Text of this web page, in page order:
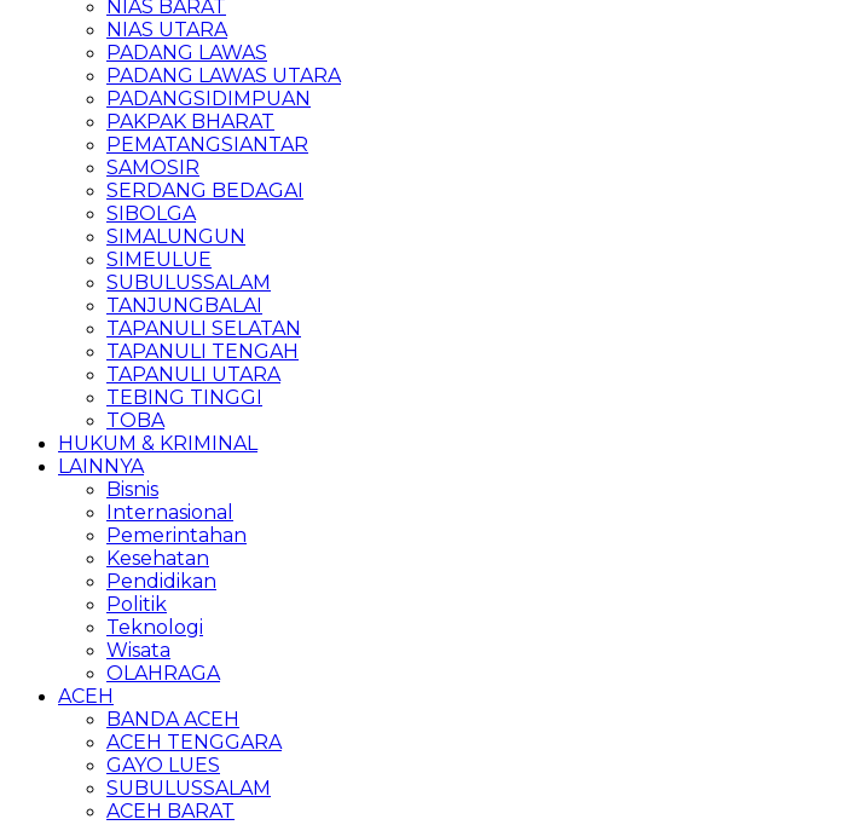
NIAS BARAT
NIAS UTARA
PADANG LAWAS
PADANG LAWAS UTARA
PADANGSIDIMPUAN
PAKPAK BHARAT
PEMATANGSIANTAR
SAMOSIR
SERDANG BEDAGAI
SIBOLGA
SIMALUNGUN
SIMEULUE
SUBULUSSALAM
TANJUNGBALAI
TAPANULI SELATAN
TAPANULI TENGAH
TAPANULI UTARA
TEBING TINGGI
TOBA
HUKUM & KRIMINAL
LAINNYA
Bisnis
Internasional
Pemerintahan
Kesehatan
Pendidikan
Politik
Teknologi
Wisata
OLAHRAGA
ACEH
BANDA ACEH
ACEH TENGGARA
GAYO LUES
SUBULUSSALAM
ACEH BARAT